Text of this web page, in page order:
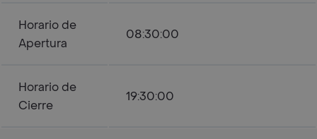
Horario de
Apertura
08:30:00
Horario de
Cierre
19:30:00